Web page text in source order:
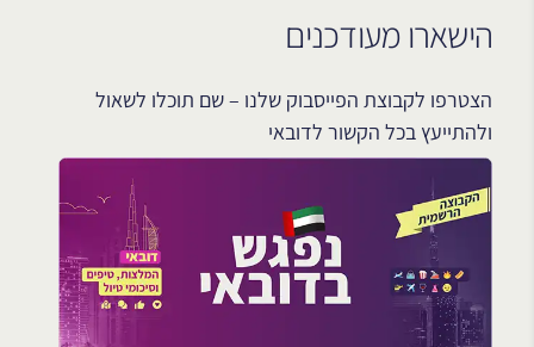
הישארו מעודכנים
הצטרפו לקבוצת הפייסבוק שלנו – שם תוכלו לשאול
ולהתייעץ בכל הקשור לדובאי